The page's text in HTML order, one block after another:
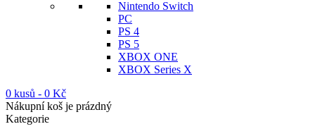
Nintendo Switch
PC
PS 4
PS 5
XBOX ONE
XBOX Series X
0 kusů - 0 Kč
Nákupní koš je prázdný
Kategorie